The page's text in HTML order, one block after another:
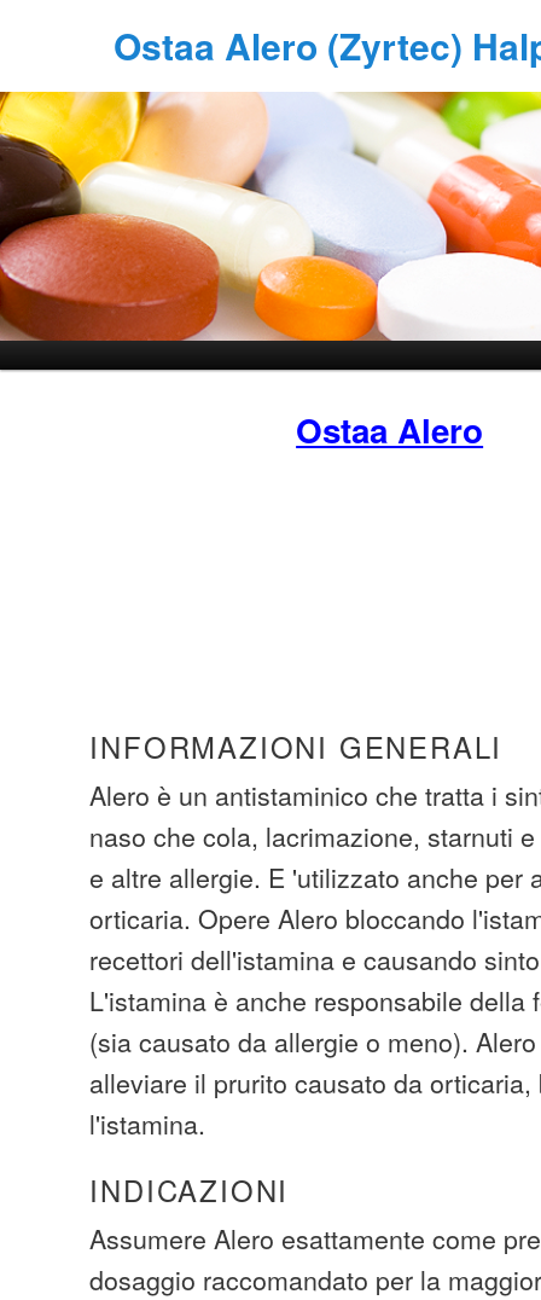
Ostaa Alero (Zyrtec)
Ostaa Alero
INFORMAZIONI GENERALI
Alero è un antistaminico che tratta i
naso che cola, lacrimazione, starnuti
e altre allergie. E 'utilizzato anche per
orticaria. Opere Alero bloccando
recettori dell'istamina e causando
L'istamina è anche responsabile della
(sia causato da allergie o meno).
alleviare il prurito causato da
l'istamina.
INDICAZIONI
Assumere Alero esattamente come
dosaggio raccomandato per la